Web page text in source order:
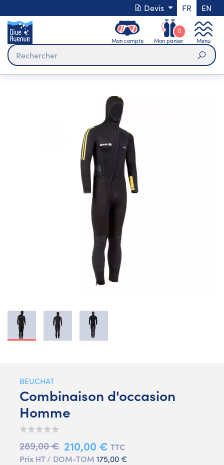
Devis FR EN
Mon compte Mon panier
0
Menu
BEUCHAT
Combinaison d'occasion
Homme
289,00 € 210,00 € TTC
Prix HT / DOM-TOM 175,00 €